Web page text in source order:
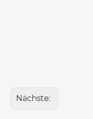
Nächste: